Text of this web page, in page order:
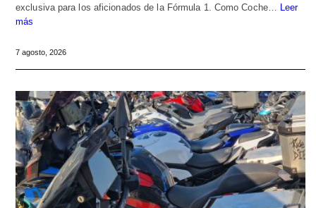
exclusiva para los aficionados de la Fórmula 1. Como Coche… Leer
más
7 agosto, 2026